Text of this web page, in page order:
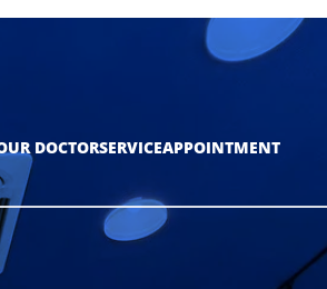
DOCTORSERVICEAPPOINTMENT